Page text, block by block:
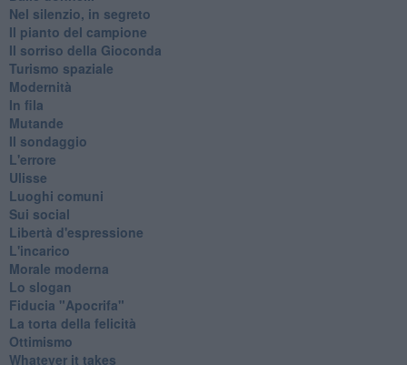
Nel silenzio, in segreto
Il pianto del campione
Il sorriso della Gioconda
Turismo spaziale
Modernità
In fila
Mutande
Il sondaggio
L'errore
Ulisse
Luoghi comuni
Sui social
Libertà d'espressione
L'incarico
Morale moderna
Lo slogan
Fiducia "Apocrifa"
La torta della felicità
Ottimismo
Whatever it takes